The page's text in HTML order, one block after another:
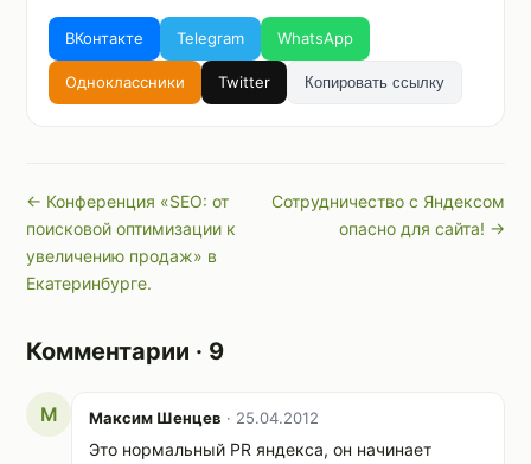
ВКонтакте Telegram WhatsApp
Одноклассники Twitter Копировать ссылку
← Конференция «SEO: от
поисковой оптимизации к
увеличению продаж» в
Екатеринбурге.
Сотрудничество с Яндексом
опасно для сайта! →
Комментарии · 9
М Максим Шенцев · 25.04.2012
Это нормальный PR яндекса, он начинает